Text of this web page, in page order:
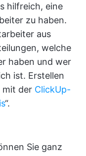
hilfreich, eine
zu haben.
aus
welche
haben und wer
ist. Erstellen
mit der ClickUp-
“.
Sie ganz